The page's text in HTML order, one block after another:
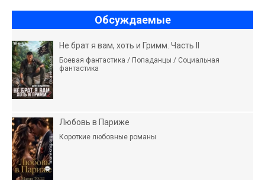
Обсуждаемые
Не брат я вам, хоть и Гримм. Часть II
Боевая фантастика / Попаданцы / Социальная
фантастика
Любовь в Париже
Короткие любовные романы